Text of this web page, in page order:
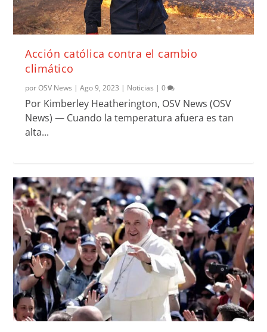
Acción católica contra el cambio
climático
porOSV News |Ago 9, 2023 | Noticias |0
Por Kimberley Heatherington, OSV News (OSV
News) — Cuando la temperatura afuera es tan
alta...